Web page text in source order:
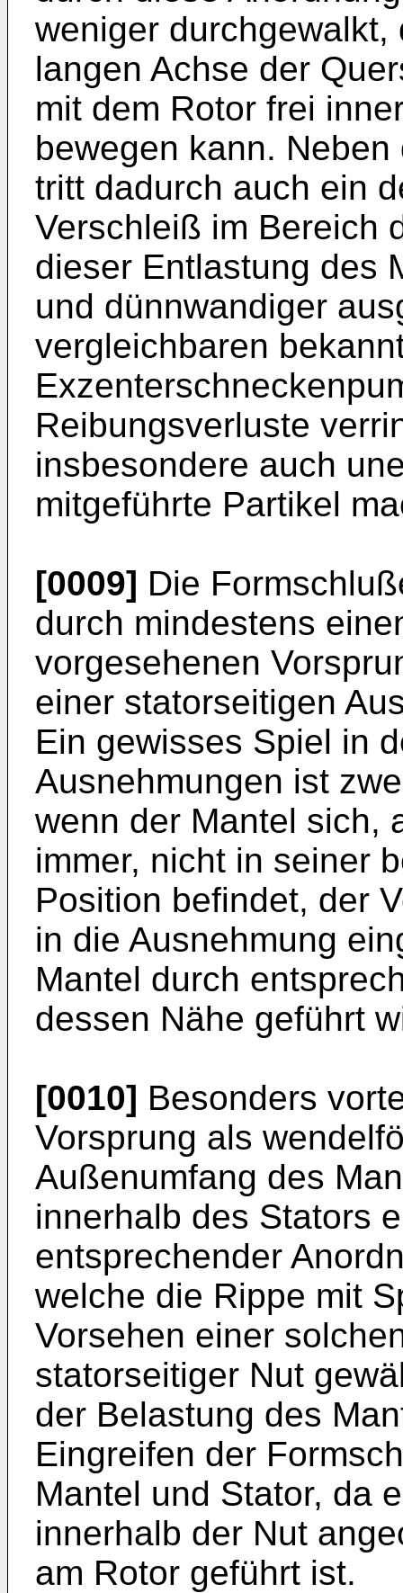
weniger
langen Achse der
mit dem Rotor frei
bewegen kann.
tritt dadurch auch ein
Verschleiß im Bereich
dieser Entlastung des
und dünnwandiger
vergleichbaren
Reibungsverluste
insbesondere auch
mitgeführte Partikel
[0009] Die
durch mindestens
vorgesehenen
einer statorseitigen
Ein gewisses Spiel in
Ausnehmungen ist
wenn der Mantel sich,
immer, nicht in seiner
Position befindet, der
in die Ausnehmung
Mantel durch
dessen Nähe geführt
[0010] Besonders
Vorsprung als
Außenumfang des
innerhalb des Stators
entsprechender
welche die Rippe mit
Vorsehen einer
statorseitiger Nut
der Belastung des
Eingreifen der
Mantel und Stator, da
innerhalb der Nut
am Rotor geführt ist.